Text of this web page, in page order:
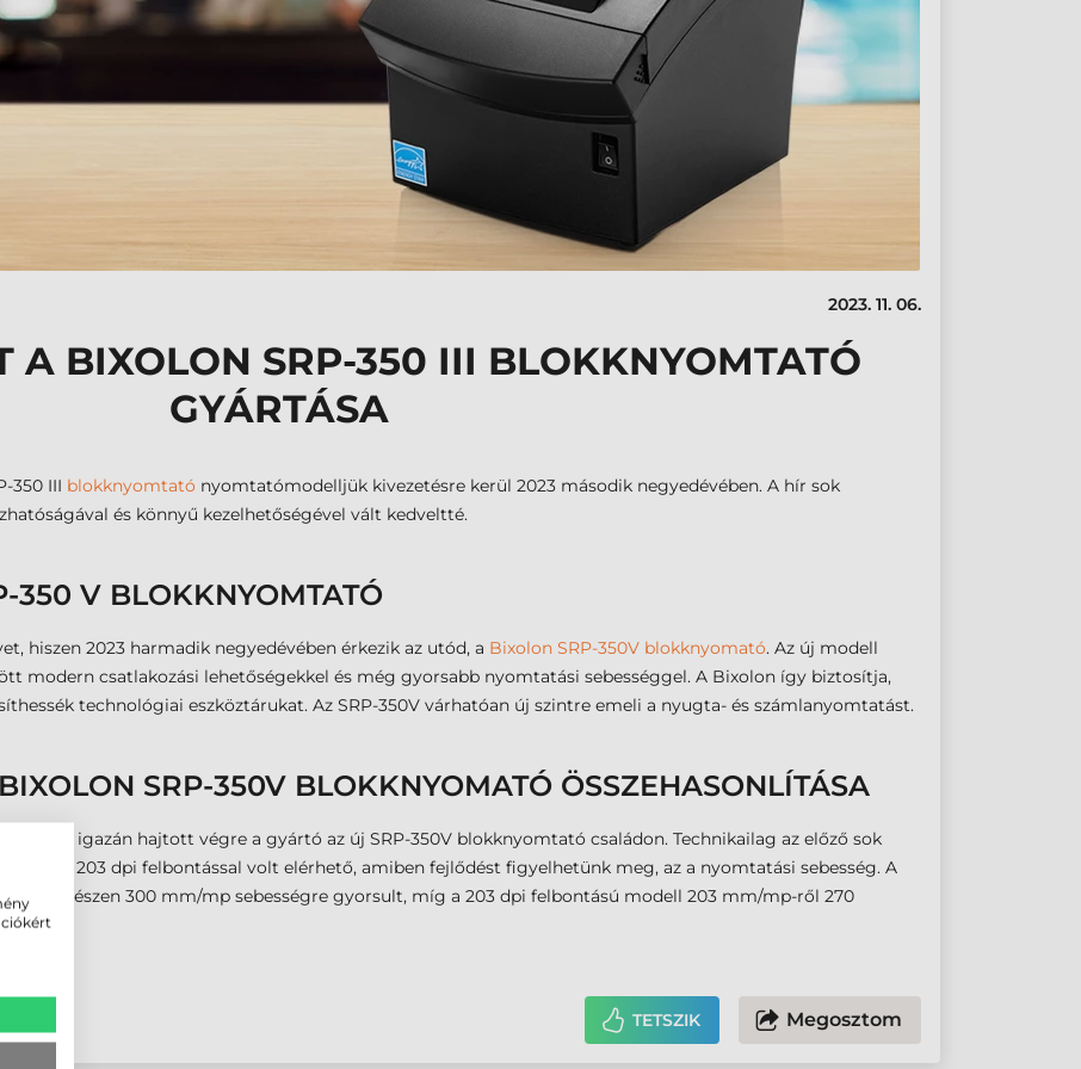
2023. 11. 06.
A BIXOLON SRP-350 III BLOKKNYOMTATÓ
GYÁRTÁSA
350 III blokknyomtató nyomtatómodelljük kivezetésre kerül 2023 második negyedévében. A hír sok
és könnyű kezelhetőségével vált kedveltté.
350 V BLOKKNYOMTATÓ
hiszen 2023 harmadik negyedévében érkezik az utód, a Bixolon SRP-350V blokknyomató. Az új modell
modern csatlakozási lehetőségekkel és még gyorsabb nyomtatási sebességgel. A Bixolon így biztosítja,
technológiai eszköztárukat. Az SRP-350V várhatóan új szintre emeli a nyugta- és számlanyomtatást.
SRP-350V BLOKKNYOMATÓ ÖSSZEHASONLÍTÁSA
nem igazán hajtott végre a gyártó az új SRP-350V blokknyomtató családon. Technikailag az előző sok
dpi és 203 dpi felbontással volt elérhető, amiben fejlődést figyelhetünk meg, az a nyomtatási sebesség. A
egészen 300 mm/mp sebességre gyorsult, míg a 203 dpi felbontású modell 203 mm/mp-ről 270
TETSZIK Megosztom